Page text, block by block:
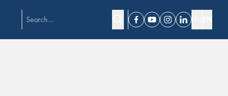
Facebook
YoutubeInstagramLinkedin